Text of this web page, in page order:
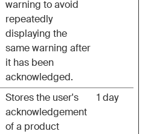
warning to avoid
repeatedly
displaying the
same warning after
it has been
acknowledged.
Stores the user's
acknowledgement
of a product
1 day